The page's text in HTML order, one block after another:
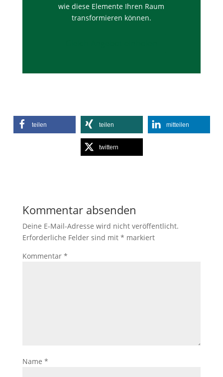
wie diese Elemente Ihren Raum
transformieren können.
teilen teilen mitteilen
twittern
Kommentar absenden
Deine E-Mail-Adresse wird nicht veröffentlicht.
Erforderliche Felder sind mit * markiert
Kommentar *
Name *